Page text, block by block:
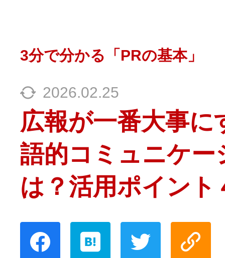
3分で分かる「PRの基本」
2026.02.25
広報が一番大事に
語的コミュニケー
は？活用ポイント